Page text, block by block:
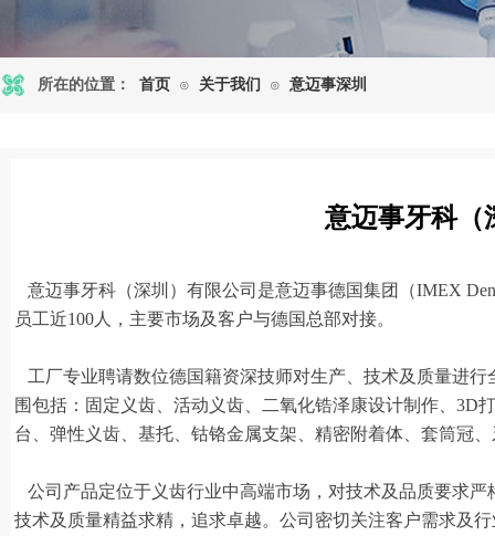
所在的位置： 首页 ⊙ 关于我们 ⊙ 意迈事深圳
意迈事牙科（深圳）有限公司是意迈事德国集团（IMEX
员工近100人，主要市场及客户与德国总部对接。
工厂专业聘请数位德国籍资深技师对生产、技术及质量进
围包括：固定义齿、活动义齿、二氧化锆泽康设计制作、 3D
台、弹性义齿、基托、钴铬金属支架、精密附着体、套筒冠
公司产品定位于义齿行业中高端市场，对技术及品质要求
技术及质量精益求精，追求卓越。公司密切关注客户需求及
意迈事牙科（